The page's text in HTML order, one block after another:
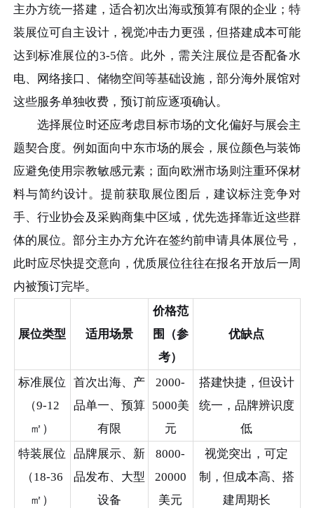
主办方统一搭建，适合初次出海或预算有限的企业；特
装展位可自主设计，视觉冲击力更强，但搭建成本可能
达到标准展位的3-5倍。此外，需关注展位是否配备水
电、网络接口、储物空间等基础设施，部分海外展馆对
这些服务单独收费，预订前应逐项确认。
选择展位时还应考虑目标市场的文化偏好与展会主
题契合度。例如面向中东市场的展会，展位颜色与装饰
应避免使用宗教敏感元素；面向欧洲市场则注重环保材
料与简约设计。提前获取展位图后，建议标注竞争对
手、行业协会及采购商集中区域，优先选择靠近这些群
体的展位。部分主办方允许在签约前申请具体展位号，
此时应尽快提交意向，优质展位往往在报名开放后一周
内被预订完毕。
展位类型 适用场景
价格范
围（参
考）
优缺点
标准展位
（9-12
㎡）
首次出海、产
品单一、预算
有限
2000-
5000美
元
搭建快捷，但设计
统一，品牌辨识度
低
特装展位
（18-36
㎡）
品牌展示、新
品发布、大型
设备
8000-
20000
美元
视觉突出，可定
制，但成本高、搭
建周期长